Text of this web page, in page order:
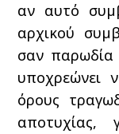
αν αυτό
αρχικού
σαν παρωδία
υποχρεώνει
όρους